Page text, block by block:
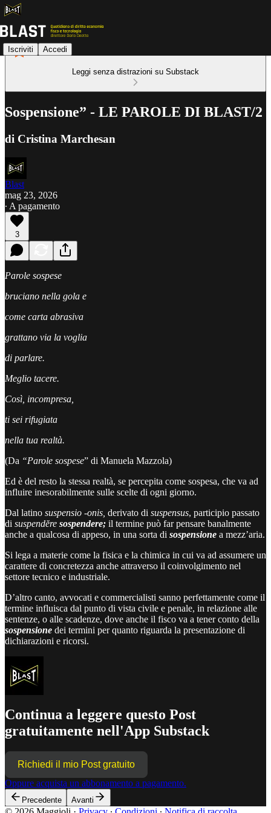
Iscriviti Accedi
Leggi senza distrazioni su Substack
Sospensione” - LE PAROLE DI BLAST/2
di Cristina Marchesan
Blast
mag 23, 2026
∙ A pagamento
3
Parole sospese
bruciano nella gola e
come carta abrasiva
grattano via la voglia
di parlare.
Meglio tacere.
Così, incompresa,
ti sei rifugiata
nella tua realtà.
(Da “Parole sospese” di Manuela Mazzola)
Ed è del resto la stessa realtà, se percepita come sospesa, che va ad
influire inesorabilmente sulle scelte di ogni giorno.
Dal latino suspensio -onis, derivato di suspensus, participio passato
di suspendĕre sospendere; il termine può far pensare banalmente
anche a qualcosa di appeso, in una sorta di sospensione a mezz’aria.
Si lega a materie come la fisica e la chimica in cui va ad assumere un
carattere di concretezza anche attraverso il coinvolgimento nel
settore tecnico e industriale.
D’altro canto, avvocati e commercialisti sanno perfettamente come il
termine influisca dal punto di vista civile e penale, in relazione alle
sentenze, o alle scadenze, dove anche il fisco va a tener conto della
sospensione dei termini per quanto riguarda la presentazione di
dichiarazioni e ricorsi.
Continua a leggere questo Post
gratuitamente nell'App Substack
Richiedi il mio Post gratuito
Oppure acquista un abbonamento a pagamento.
Precedente Avanti